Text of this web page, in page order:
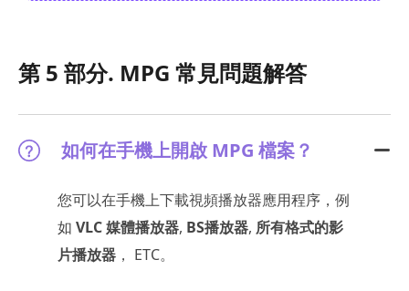
第 5 部分. MPG 常見問題解答
如何在手機上開啟 MPG 檔案？
您可以在手機上下載視頻播放器應用程序，例
如 VLC 媒體播放器, BS播放器, 所有格式的影
片播放器 ， ETC。